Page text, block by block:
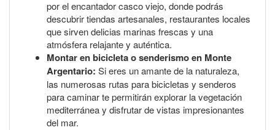
por el encantador casco viejo, donde podrás
descubrir tiendas artesanales, restaurantes locales
que sirven delicias marinas frescas y una
atmósfera relajante y auténtica.
Montar en bicicleta o senderismo en Monte
Argentario: Si eres un amante de la naturaleza,
las numerosas rutas para bicicletas y senderos
para caminar te permitirán explorar la vegetación
mediterránea y disfrutar de vistas impresionantes
del mar.